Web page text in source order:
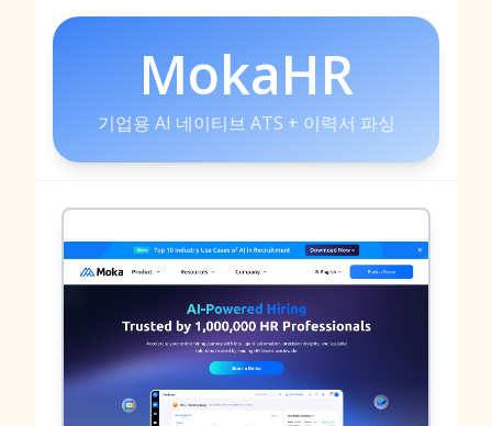
MokaHR
기업용 AI 네이티브 ATS + 이력서 파싱